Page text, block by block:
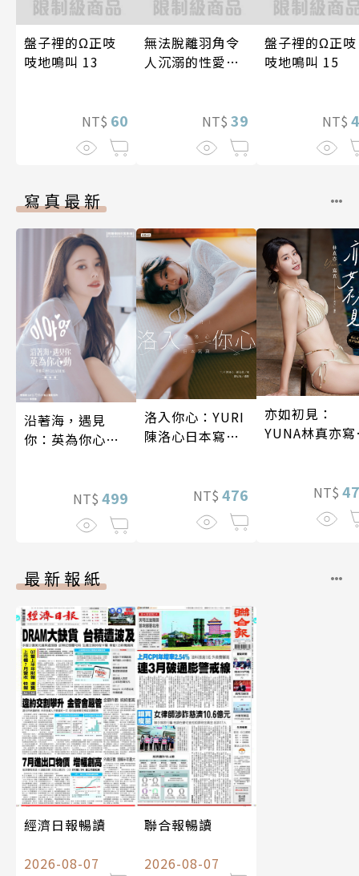
盤子裡的Ω正吱
吱地鳴叫 13
NT$ 60
無法脫離羽角令
人沉溺的性愛～
漓的夜晚(第7話)
NT$ 39
盤子裡的Ω正吱
吱地鳴叫 15
NT$
寫真最新
沿著海，遇見
你：英為你心動
NT$ 499
洛入你心：YURI
陳洛心日本寫真
NT$ 476
亦如初見：
YUNA林真亦寫
NT$
最新報紙
經濟日報暢讀
2026-08-07
聯合報暢讀
2026-08-07